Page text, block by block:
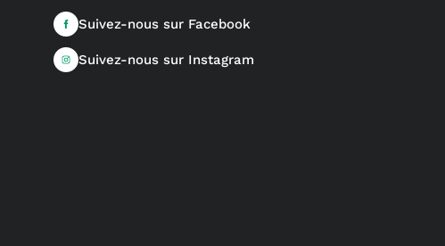
Suivez-nous sur Facebook
Suivez-nous sur Instagram